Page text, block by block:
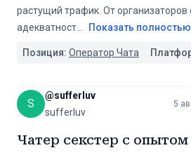
растущий трафик. От
адекватност
Показать полностью
Позиция: Оператор Чата
S
@sufferluv
sufferluv
5
Чатер секстер с